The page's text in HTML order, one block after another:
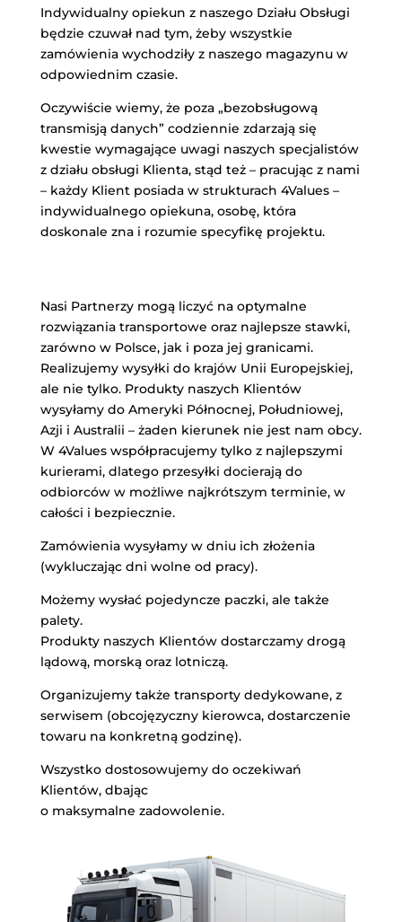
Indywidualny opiekun z naszego Działu Obsługi
będzie czuwał nad tym, żeby wszystkie
zamówienia wychodziły z naszego magazynu w
odpowiednim czasie.
Oczywiście wiemy, że poza „bezobsługową
transmisją danych” codziennie zdarzają się
kwestie wymagające uwagi naszych specjalistów
z działu obsługi Klienta, stąd też – pracując z nami
– każdy Klient posiada w strukturach 4Values –
indywidualnego opiekuna, osobę, która
doskonale zna i rozumie specyfikę projektu.
Nasi Partnerzy mogą liczyć na optymalne
rozwiązania transportowe oraz najlepsze stawki,
zarówno w Polsce, jak i poza jej granicami.
Realizujemy wysyłki do krajów Unii Europejskiej,
ale nie tylko. Produkty naszych Klientów
wysyłamy do Ameryki Północnej, Południowej,
Azji i Australii – żaden kierunek nie jest nam obcy.
W 4Values współpracujemy tylko z najlepszymi
kurierami, dlatego przesyłki docierają do
odbiorców w możliwe najkrótszym terminie, w
całości i bezpiecznie.
Zamówienia wysyłamy w dniu ich złożenia
(wykluczając dni wolne od pracy).
Możemy wysłać pojedyncze paczki, ale także
palety.
Produkty naszych Klientów dostarczamy drogą
lądową, morską oraz lotniczą.
Organizujemy także transporty dedykowane, z
serwisem (obcojęzyczny kierowca, dostarczenie
towaru na konkretną godzinę).
Wszystko dostosowujemy do oczekiwań
Klientów, dbając
o maksymalne zadowolenie.